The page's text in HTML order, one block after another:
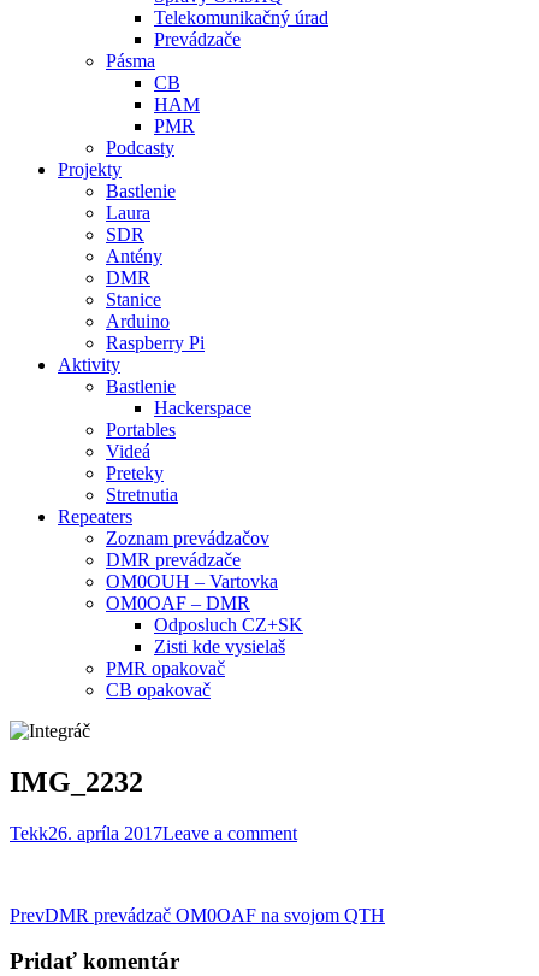
Telekomunikačný úrad
Prevádzače
Pásma
CB
HAM
PMR
Podcasty
Projekty
Bastlenie
Laura
SDR
Antény
DMR
Stanice
Arduino
Raspberry Pi
Aktivity
Bastlenie
Hackerspace
Portables
Videá
Preteky
Stretnutia
Repeaters
Zoznam prevádzačov
DMR prevádzače
OM0OUH – Vartovka
OM0OAF – DMR
Odposluch CZ+SK
Zisti kde vysielaš
PMR opakovač
CB opakovač
IMG_2232
Tekk26. apríla 2017Leave a comment
Post
navigation
PrevDMR prevádzač OM0OAF na svojom QTH
Pridať komentár